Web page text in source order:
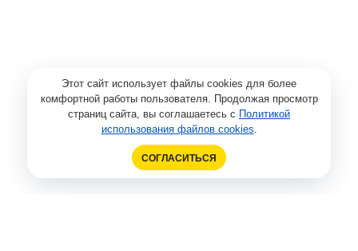
Этот сайт использует файлы cookies для более
комфортной работы пользователя. Продолжая просмотр
страниц сайта, вы соглашаетесь с Политикой
использования файлов cookies.
СОГЛАСИТЬСЯ